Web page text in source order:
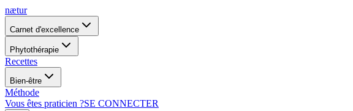
nætur
Carnet d'excellence
Phytothérapie
Recettes
Bien-être
Méthode
Vous êtes praticien ?SE CONNECTER